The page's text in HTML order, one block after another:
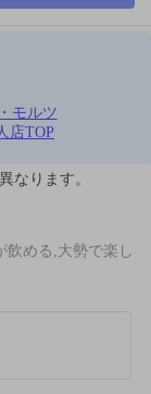
モルツ
店TOP
なります。
飲める,大勢で楽し